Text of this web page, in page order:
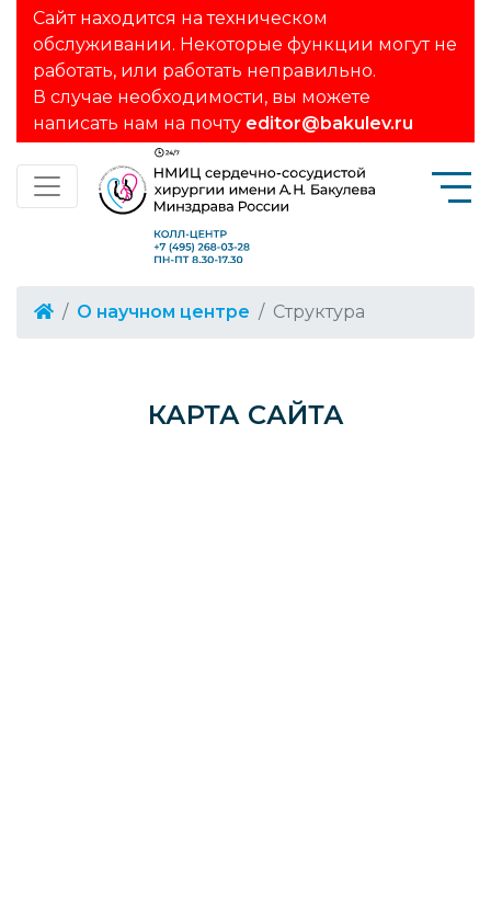
Сайт находится на техническом
обслуживании. Некоторые функции могут не
работать, или работать неправильно.
В случае необходимости, вы можете
написать нам на почту editor@bakulev.ru
О научном центре Структура
КАРТА САЙТА